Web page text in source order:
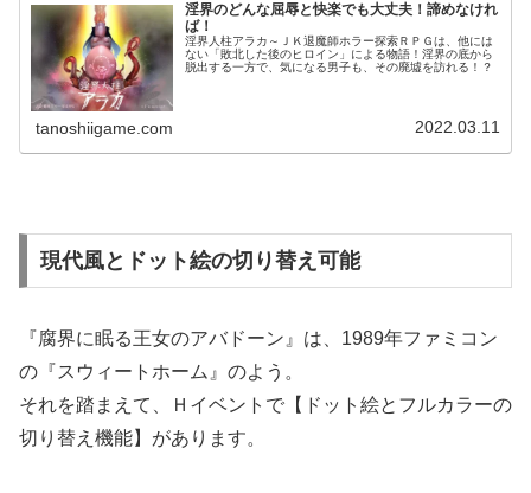
淫界のどんな屈辱と快楽でも大丈夫！諦めなけれ
ば！
淫界人柱アラカ～ＪＫ退魔師ホラー探索ＲＰＧは、他には
ない「敗北した後のヒロイン」による物語！淫界の底から
脱出する一方で、気になる男子も、その廃墟を訪れる！？
tanoshiigame.com 2022.03.11
現代風とドット絵の切り替え可能
『腐界に眠る王女のアバドーン』は、1989年ファミコン
の『スウィートホーム』のよう。
それを踏まえて、Ｈイベントで【ドット絵とフルカラーの
切り替え機能】があります。